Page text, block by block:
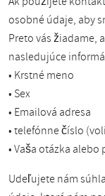
osobné údaje, aby
Preto vás žiadame,
nasledujúce
• Krstné meno
• Sex
• Emailová adresa
• telefónne číslo
• Vaša otázka alebo
Udeľujete nám